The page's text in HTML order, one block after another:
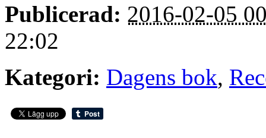
Publicerad: 2016-02-05
22:02
Kategori: Dagens bok,